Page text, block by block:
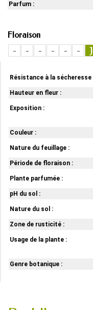
Parfum :
Floraison
-
- - - - - J
Résistance à la sécheresse
Hauteur en fleur :
Exposition :
Couleur :
Nature du feuillage :
Période de floraison :
Plante parfumée :
pH du sol :
Nature du sol :
Zone de rusticité :
Usage de la plante :
Genre botanique :